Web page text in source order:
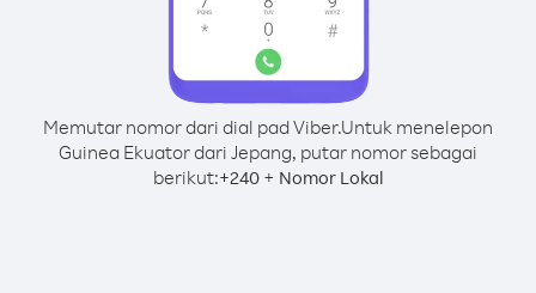
Memutar nomor dari dial pad Viber.Untuk menelepon
Guinea Ekuator dari Jepang, putar nomor sebagai
berikut:+240+ Nomor Lokal